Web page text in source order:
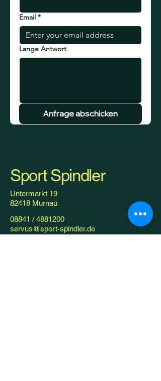
Email *
Lange Antwort
Anfrage abschicken
Sport Spindler
Untermarkt 19
82418 Murnau
08841 /4881200
servus@sport-spindler.de